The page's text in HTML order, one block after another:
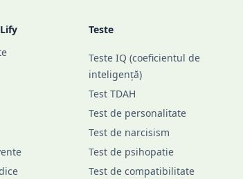
Teste
Teste IQ (coeficientul de
inteligență)
Test TDAH
Test de personalitate
Test de narcisism
Test de psihopatie
Test de compatibilitate